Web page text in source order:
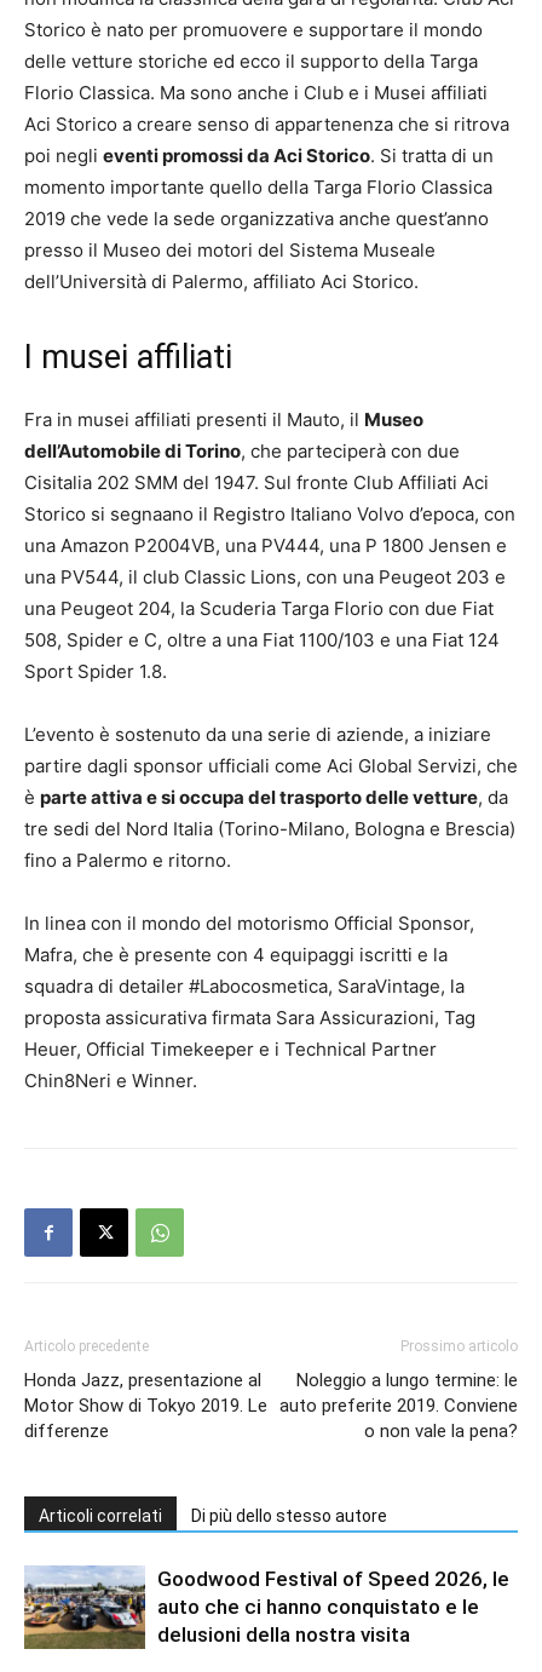
Storico è nato per promuovere e supportare il mondo
delle vetture storiche ed ecco il supporto della Targa
Florio Classica. Ma sono anche i Club e i Musei affiliati
Aci Storico a creare senso di appartenenza che si ritrova
poi negli eventi promossi da Aci Storico. Si tratta di un
momento importante quello della Targa Florio Classica
2019 che vede la sede organizzativa anche quest’anno
presso il Museo dei motori del Sistema Museale
dell’Università di Palermo, affiliato Aci Storico.
I musei affiliati
Fra in musei affiliati presenti il Mauto, il Museo
dell’Automobile di Torino, che parteciperà con due
Cisitalia 202 SMM del 1947. Sul fronte Club Affiliati Aci
Storico si segnaano il Registro Italiano Volvo d’epoca, con
una Amazon P2004VB, una PV444, una P 1800 Jensen e
una PV544, il club Classic Lions, con una Peugeot 203 e
una Peugeot 204, la Scuderia Targa Florio con due Fiat
508, Spider e C, oltre a una Fiat 1100/103 e una Fiat 124
Sport Spider 1.8.
L’evento è sostenuto da una serie di aziende, a iniziare
partire dagli sponsor ufficiali come Aci Global Servizi, che
è parte attiva e si occupa del trasporto delle vetture, da
tre sedi del Nord Italia (Torino-Milano, Bologna e Brescia)
fino a Palermo e ritorno.
In linea con il mondo del motorismo Official Sponsor,
Mafra, che è presente con 4 equipaggi iscritti e la
squadra di detailer #Labocosmetica, SaraVintage, la
proposta assicurativa firmata Sara Assicurazioni, Tag
Heuer, Official Timekeeper e i Technical Partner
Chin8Neri e Winner.
Articolo precedente
Honda Jazz, presentazione al
Motor Show di Tokyo 2019. Le
differenze
Prossimo articolo
Noleggio a lungo termine: le
auto preferite 2019. Conviene
o non vale la pena?
Articoli correlati Di più dello stesso autore
Goodwood Festival of Speed 2026, le
auto che ci hanno conquistato e le
delusioni della nostra visita